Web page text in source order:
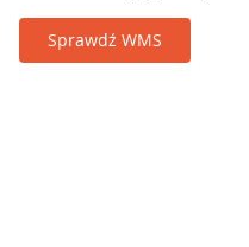
Sprawdź WMS